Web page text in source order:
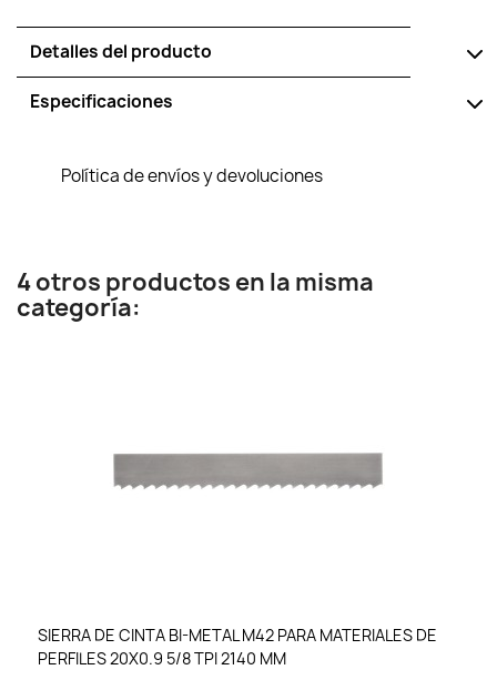
Detalles del producto
Especificaciones
Política de envíos y devoluciones
4 otros productos en la misma
categoría:
SIERRA DE CINTA BI-METAL M42 PARA MATERIALES DE
PERFILES 20X0.9 5/8 TPI 2140 MM